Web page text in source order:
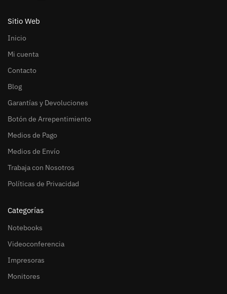
Sitio Web
Inicio
Mi cuenta
Contacto
Blog
Garantías y Devoluciones
Botón de Arrepentimiento
Medios de Pago
Medios de Envío
Trabaja con Nosotros
Políticas de Privacidad
Categorías
Notebooks
Videoconferencia
Impresoras
Monitores